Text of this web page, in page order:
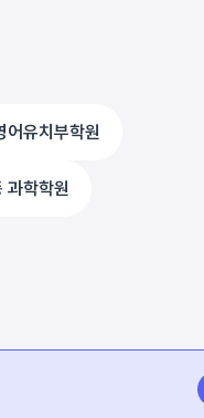
어유치부학원
과학학원